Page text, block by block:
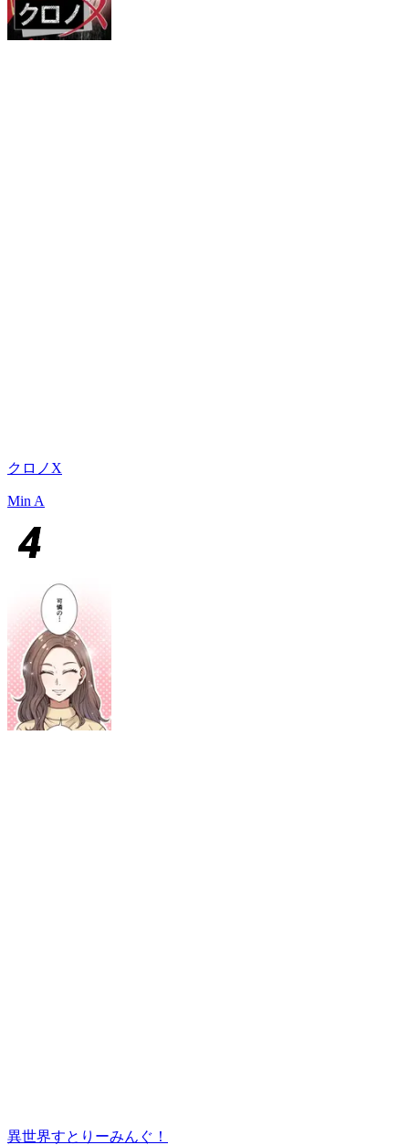
クロノX
Min A
異世界すとりーみんぐ！